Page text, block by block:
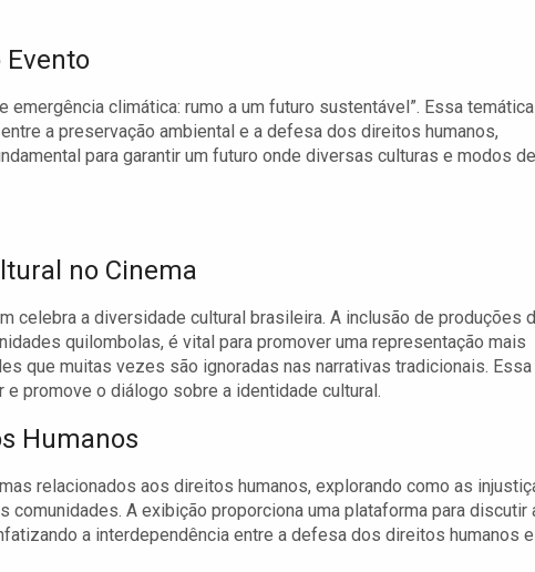
Evento
emergência climática: rumo a um futuro sustentável”. Essa temática
a preservação ambiental e a defesa dos direitos humanos,
para garantir um futuro onde diversas culturas e modos de
no Cinema
celebra a diversidade cultural brasileira. A inclusão de produções
quilombolas, é vital para promover uma representação mais
que muitas vezes são ignoradas nas narrativas tradicionais. Essa
promove o diálogo sobre a identidade cultural.
Humanos
relacionados aos direitos humanos, explorando como as
A exibição proporciona uma plataforma para discutir
a interdependência entre a defesa dos direitos humanos